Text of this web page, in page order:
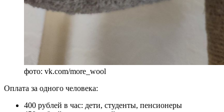
фото: vk.com/more_wool
Оплата за одного человека:
400 рублей в час: дети, студенты, пенсионеры